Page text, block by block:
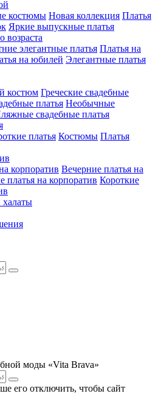
костюмы Новая коллекция Платья
Яркие выпускные платья
возраста
элегантные платья Платья на
на юбилей Элегантные платья
костюм Греческие свадебные
платья Необычные
свадебные платья
платья Костюмы Платья
корпоратив Вечерние платья на
платья на корпоратив Короткие
халаты
моды «Vita Brava»
его отключить, чтобы сайт